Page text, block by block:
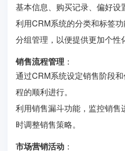
基本信息、购买记录、偏好设
利用CRM系统的分类和标签
分组管理，以便提供更加个性
销售流程管理 ：
通过CRM系统设定销售阶段
程的顺利进行。
利用销售漏斗功能，监控销售
时调整销售策略。
市场营销活动 ：